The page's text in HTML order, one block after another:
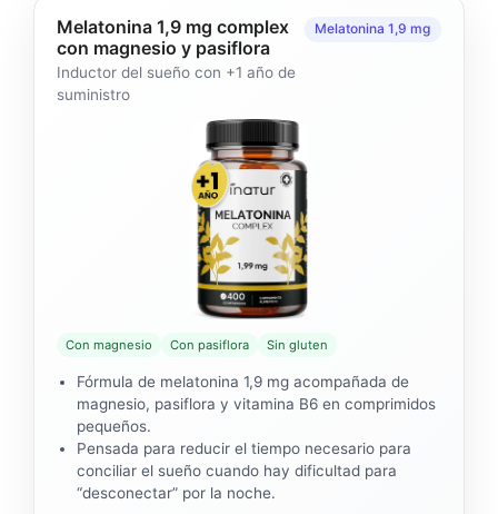
Melatonina 1,9 mg complex
con magnesio y pasiflora
Inductor del sueño con +1 año de
suministro
Melatonina 1,9 mg
Con magnesio Con pasiflora Sin gluten
Fórmula de melatonina 1,9 mg acompañada de
magnesio, pasiflora y vitamina B6 en comprimidos
pequeños.
Pensada para reducir el tiempo necesario para
conciliar el sueño cuando hay dificultad para
“desconectar” por la noche.